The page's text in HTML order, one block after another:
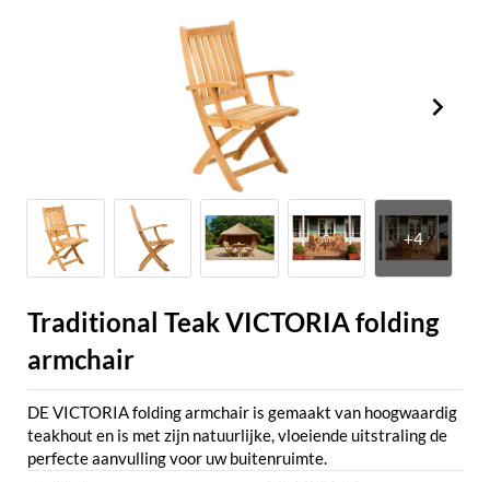
Traditional Teak VICTORIA folding
armchair
DE VICTORIA folding armchair is gemaakt van hoogwaardig
teakhout en is met zijn natuurlijke, vloeiende uitstraling de
perfecte aanvulling voor uw buitenruimte.